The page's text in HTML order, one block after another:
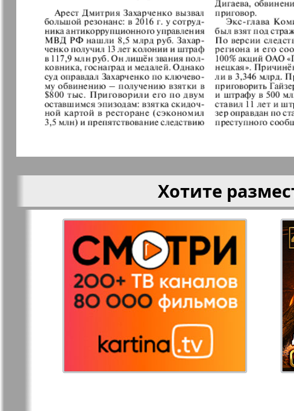
Известия BW Изюм
Кенгуру Клан
Кругозор Кругозор
Мир отдыха и
МК Испания
Наш Иерусалим Наш мир
Нескучная
Хотите